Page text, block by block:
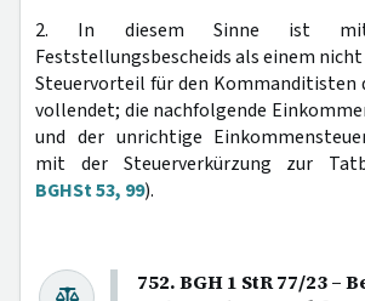
2. In diesem Sinne ist
Feststellungsbescheids als einem
Steuervorteil für den Kommanditisten
vollendet; die nachfolgende
und der unrichtige
mit der Steuerverkürzung zur
BGHSt 53, 99).
752. BGH 1 StR 77/23 –